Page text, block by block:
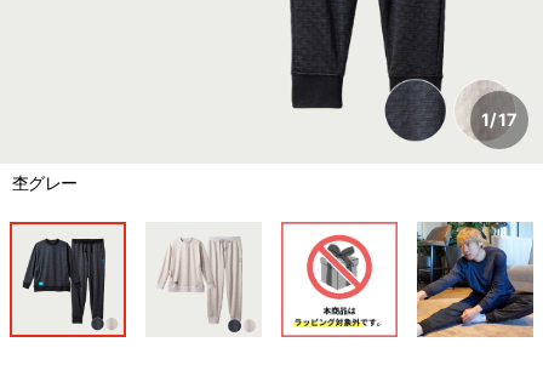
1/17
杢グレー